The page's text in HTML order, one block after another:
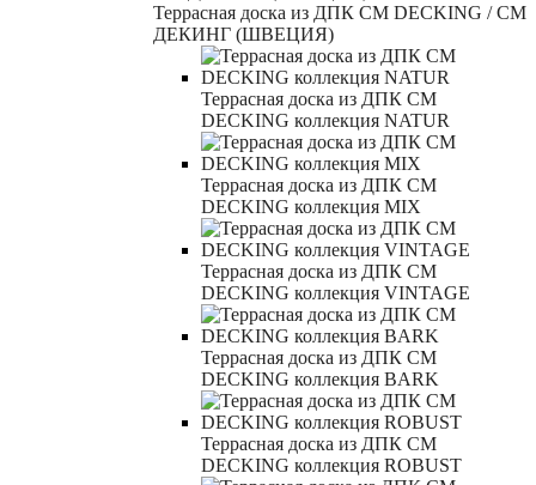
Террасная доска из ДПК CM DECKING / СМ
ДЕКИНГ (ШВЕЦИЯ)
Террасная доска из ДПК CM
DECKING коллекция NATUR
Террасная доска из ДПК CM
DECKING коллекция MIX
Террасная доска из ДПК CM
DECKING коллекция VINTAGE
Террасная доска из ДПК CM
DECKING коллекция BARK
Террасная доска из ДПК CM
DECKING коллекция ROBUST